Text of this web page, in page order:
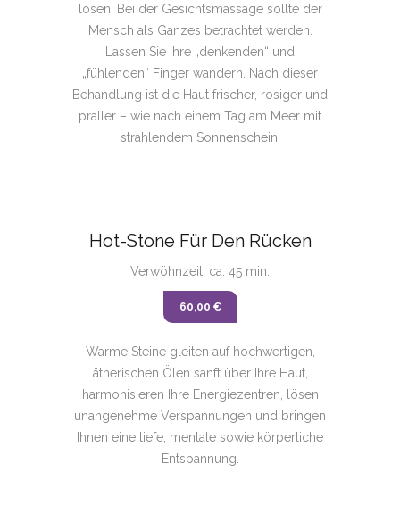
lösen. Bei der Gesichtsmassage sollte der
Mensch als Ganzes betrachtet werden.
Lassen Sie Ihre „denkenden“ und
„fühlenden“ Finger wandern. Nach dieser
Behandlung ist die Haut frischer, rosiger und
praller – wie nach einem Tag am Meer mit
strahlendem Sonnenschein.
Hot-Stone Für Den Rücken
Verwöhnzeit: ca. 45 min.
60,00 €
Warme Steine gleiten auf hochwertigen,
ätherischen Ölen sanft über Ihre Haut,
harmonisieren Ihre Energiezentren, lösen
unangenehme Verspannungen und bringen
Ihnen eine tiefe, mentale sowie körperliche
Entspannung.